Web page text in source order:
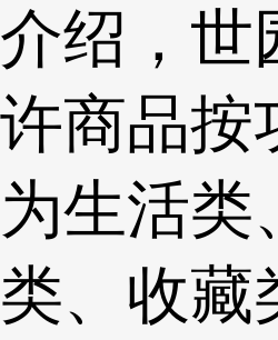
介绍，世
许商品按
为生活类
类、收藏